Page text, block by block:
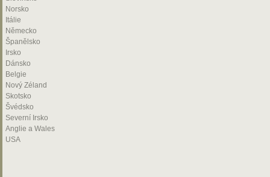
Norsko
Itálie
Německo
Španělsko
Irsko
Dánsko
Belgie
Nový Zéland
Skotsko
Švédsko
Severní Irsko
Anglie a Wales
USA